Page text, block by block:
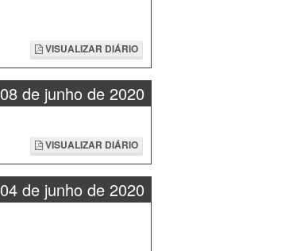
VISUALIZAR DIÁRIO
08 de junho de 2020
VISUALIZAR DIÁRIO
04 de junho de 2020